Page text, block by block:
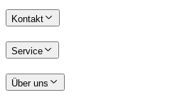
Kontakt
Service
Über uns